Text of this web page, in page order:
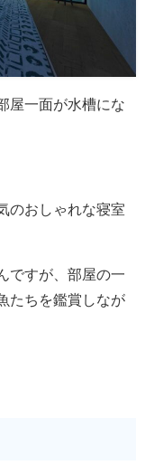
屋一面が水槽にな
のおしゃれな寝室
ですが、部屋の一
たちを鑑賞しなが